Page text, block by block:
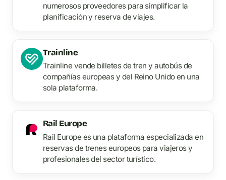
numerosos proveedores para simplificar la
planificación y reserva de viajes.
Trainline
Trainline vende billetes de tren y autobús de
compañías europeas y del Reino Unido en una
sola plataforma.
Rail Europe
Rail Europe es una plataforma especializada en
reservas de trenes europeos para viajeros y
profesionales del sector turístico.